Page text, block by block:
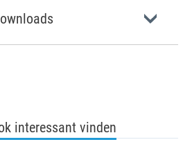
interessant vinden